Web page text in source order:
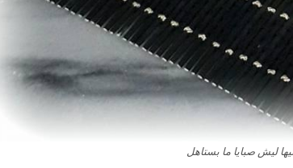
ليش صبايا ما بستاهل